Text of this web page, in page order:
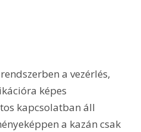
a vezérlés,
képes
kapcsolatban áll
a kazán csak